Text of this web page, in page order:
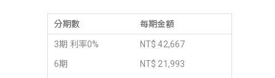
分期數 每期金額
3期 利率0%
NT$ 42,667
6期
NT$ 21,993